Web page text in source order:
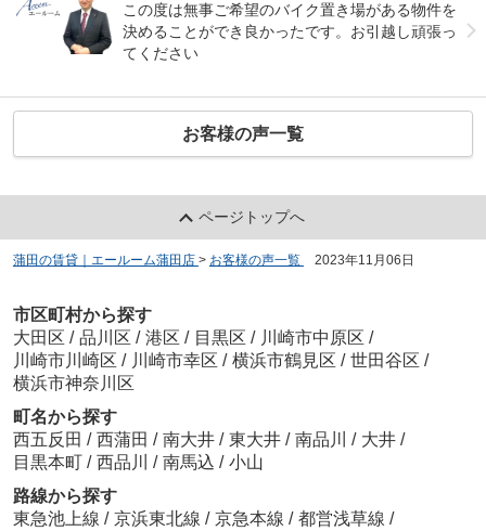
この度は無事ご希望のバイク置き場がある物件を
決めることができ良かったです。お引越し頑張っ
てください
お客様の声一覧
ページトップへ
蒲田の賃貸｜エールーム蒲田店 > お客様の声一覧 2023年11月06日
市区町村から探す
大田区 / 品川区 / 港区 / 目黒区 / 川崎市中原区 /
川崎市川崎区 / 川崎市幸区 / 横浜市鶴見区 / 世田谷区 /
横浜市神奈川区
町名から探す
西五反田 / 西蒲田 / 南大井 / 東大井 / 南品川 / 大井 /
目黒本町 / 西品川 / 南馬込 / 小山
路線から探す
東急池上線 / 京浜東北線 / 京急本線 / 都営浅草線 /